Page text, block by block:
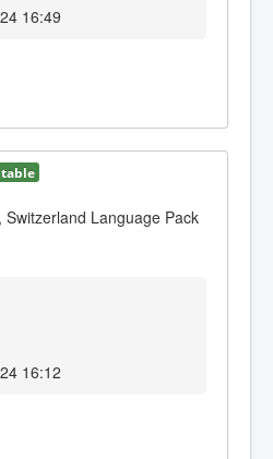
16:49
Language Pack
16:12